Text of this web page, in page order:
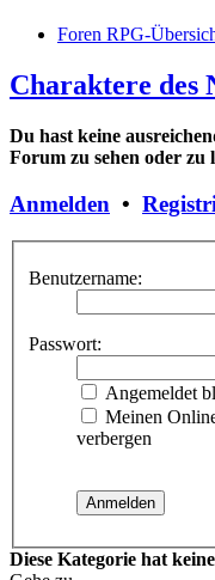
Foren RPG-
Charaktere des
Du hast keine
Forum zu sehen oder zu
Anmelden •
Benutzername:
Passwort:
Angemeldet
Meinen
verbergen
Diese Kategorie hat